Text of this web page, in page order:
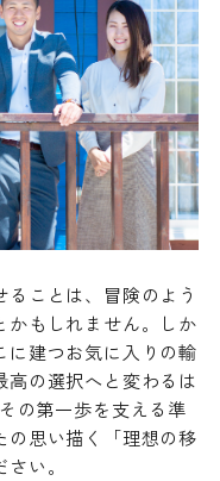
ことは、冒険のよう
かもしれません。しか
に建つお気に入りの輸
の選択へと変わるは
の第一歩を支える準
思い描く「理想の移
い。